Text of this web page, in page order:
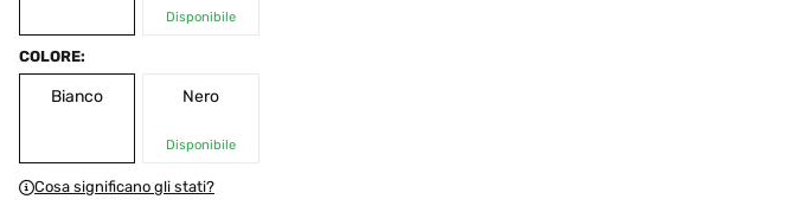
Disponibile
COLORE:
Bianco Nero
Disponibile
Cosa significano gli stati?